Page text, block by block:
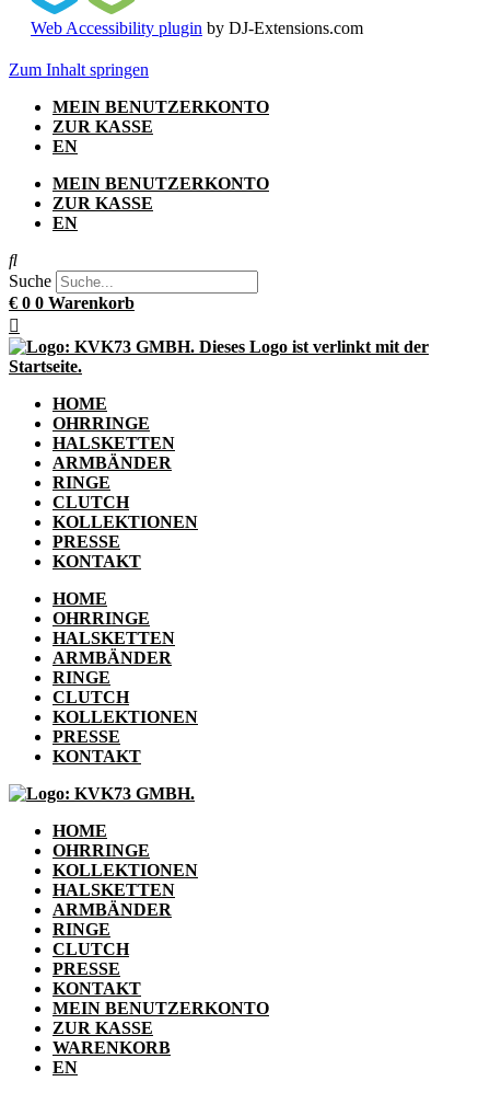
Web Accessibility plugin by DJ-Extensions.com
Zum Inhalt springen
MEIN BENUTZERKONTO
ZUR KASSE
EN
MEIN BENUTZERKONTO
ZUR KASSE
EN
Suche
€ 0 0 Warenkorb
HOME
OHRRINGE
HALSKETTEN
ARMBÄNDER
RINGE
CLUTCH
KOLLEKTIONEN
PRESSE
KONTAKT
HOME
OHRRINGE
HALSKETTEN
ARMBÄNDER
RINGE
CLUTCH
KOLLEKTIONEN
PRESSE
KONTAKT
HOME
OHRRINGE
KOLLEKTIONEN
HALSKETTEN
ARMBÄNDER
RINGE
CLUTCH
PRESSE
KONTAKT
MEIN BENUTZERKONTO
ZUR KASSE
WARENKORB
EN